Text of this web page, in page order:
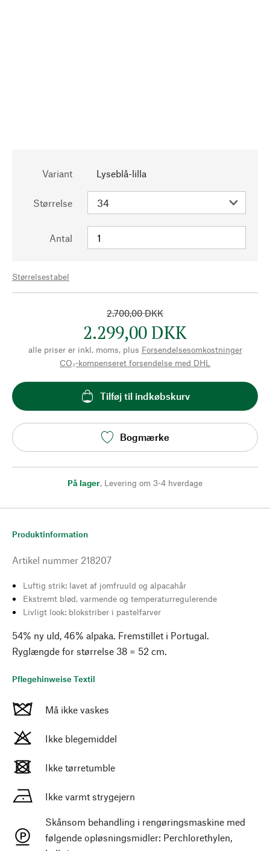
Variant Lyseblå-lilla
Størrelse
Antal
Størrelsestabel
2.700,00 DKK
2.299,00 DKK
alle priser er inkl. moms, plus Forsendelsesomkostninger
CO₂-kompenseret forsendelse med DHL
Tilføj til indkøbskurv
Bogmærke
På lager, Levering om 3-4 hverdage
Produktinformation
Artikel nummer 218207
Luftig strik: lavet af jomfruuld og alpacahår
Ekstremt blød, varmende og temperaturregulerende
Livligt look: blokstriber i pastelfarver
54% ny uld, 46% alpaka. Fremstillet i Portugal.
Ryglængde for størrelse 38 = 52 cm.
Pflegehinweise Textil
Må ikke vaskes
Ikke blegemiddel
Ikke tørretumble
Ikke varmt strygejern
Skånsom behandling i rengøringsmaskine med
følgende opløsningsmidler: Perchlorethylen,